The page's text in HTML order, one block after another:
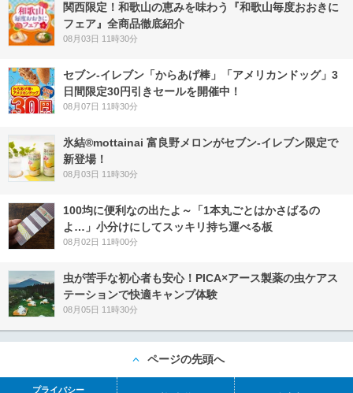
関西限定！和歌山の恵みを味わう『和歌山毎度おおきに
フェア』全商品徹底紹介
08月03日 11時30分
セブン‐イレブン「からあげ棒」「アメリカンドッグ」3
日間限定30円引きセールを開催中！
08月07日 11時30分
氷結®mottainai 富良野メロンがセブン‐イレブン限定で
新登場！
08月03日 11時30分
100均に便利なの出たよ～「1本丸ごとはかさばるの
よ…」小分けにしてスッキリ持ち運べる板
08月02日 11時00分
虫が苦手な初心者も安心！PICA×アース製薬の虫ケアス
テーションで快適キャンプ体験
08月05日 11時30分
ページの先頭へ
プライバシー